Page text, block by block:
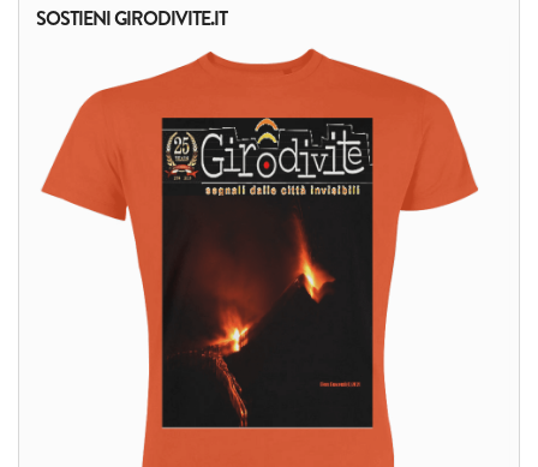
ALTRI PRODOTTI:
SOSTIENI GIRODIVITE.IT